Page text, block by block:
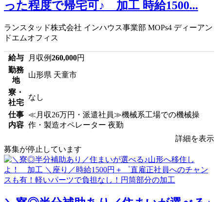
った程度で帰宅可♪ 加工 時給1500...
ランスタッド株式会社 インハウス事業部 MOPs4 ディーアン
ドエムオフィス
給与 月収例260,000円
勤務
地
山形県 天童市
寮・
社宅
なし
仕事
内容
≪月収26万円・派遣社員≫機械系工場での機械操
作・製造オペレーター 夜勤
詳細を表示
募集が停止しています